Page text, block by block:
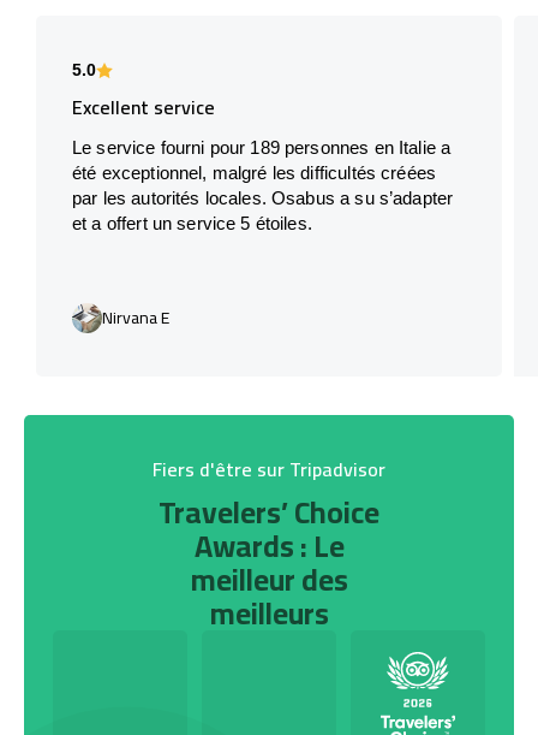
5.0
Excellent service
Le service fourni pour 189 personnes en Italie a
été exceptionnel, malgré les difficultés créées
par les autorités locales. Osabus a su s’adapter
et a offert un service 5 étoiles.
Nirvana E
Fiers d'être sur Tripadvisor
Travelers’ Choice
Awards : Le
meilleur des
meilleurs